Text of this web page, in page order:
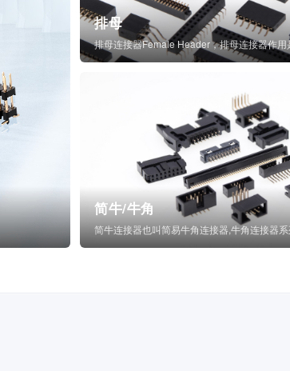
排母
简牛/牛角